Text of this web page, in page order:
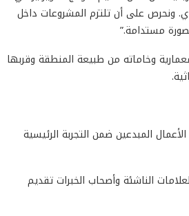
ونحرص على أن تلتزم المشروعات داخل
مستدامة.”
وخاماته من طبيعة المنطقة وقربها
المبدعين ضمن التجربة الرئيسية
الناشئة وأصحاب الخبرات تقديم